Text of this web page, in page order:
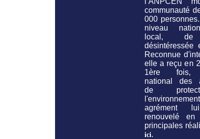
communauté
000
niveau
local, de
désintéressée
Reconnue
elle a reçu en
1ère fois,
national des
de
agrément
renouvelé
principales
ici.